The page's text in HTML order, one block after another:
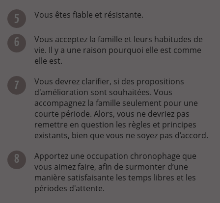
Vous êtes fiable et résistante.
Vous acceptez la famille et leurs habitudes de
vie. Il y a une raison pourquoi elle est comme
elle est.
Vous devrez clarifier, si des propositions
d'amélioration sont souhaitées. Vous
accompagnez la famille seulement pour une
courte période. Alors, vous ne devriez pas
remettre en question les règles et principes
existants, bien que vous ne soyez pas d’accord.
Apportez une occupation chronophage que
vous aimez faire, afin de surmonter d’une
manière satisfaisante les temps libres et les
périodes d'attente.